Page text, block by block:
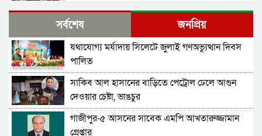
সাবেক প্রধানমন্ত্রী শেখ হাসিনাকে সেদিন ভারতে পৌঁছে
দেন যারা, প্রকাশ্যে এলো নতুন তথ্য
মন্ত্রিসভা থেকে বাদ পড়তে পারেন অনেকেই, নতুন করে
আলোচনায় যেসব নাম
সংবিধান থেকে বাতিল হতে পারে শেখ মুজিবুর
রহমানের ‘জাতির পিতা’ স্বীকৃতি
চিফ প্রসিকিউটর; বিদ্বেষমূলক না হলে হাসিনার বক্তব্য
সর্বশেষ জনপ্রিয়
যথাযোগ্য মর্যাদায় সিলেটে জুলাই গণঅভ্যুত্থান দিবস
পালিত
সাকিব আল হাসানের বাড়িতে পেট্রোল ঢেলে আগুন
দেওয়ার চেষ্টা, ভাঙচুর
গাজীপুর-৫ আসনের সাবেক এমপি আখতারুজ্জামান
গ্রেপ্তার